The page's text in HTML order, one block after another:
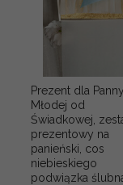
Prezent dla Panny
Młodej od
Świadkowej,
prezentowy na
panieński, cos
niebieskiego
podwiązka